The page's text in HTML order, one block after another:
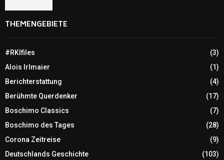
THEMENGEBIETE
#RKIfiles
(3)
Alois Irlmaier
(1)
Berichterstattung
(4)
Berühmte Querdenker
(17)
Boschimo Classics
(7)
Boschimo des Tages
(28)
Corona Zeitreise
(9)
Deutschlands Geschichte
(103)